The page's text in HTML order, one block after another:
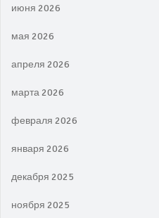
июня 2026
мая 2026
апреля 2026
марта 2026
февраля 2026
января 2026
декабря 2025
ноября 2025